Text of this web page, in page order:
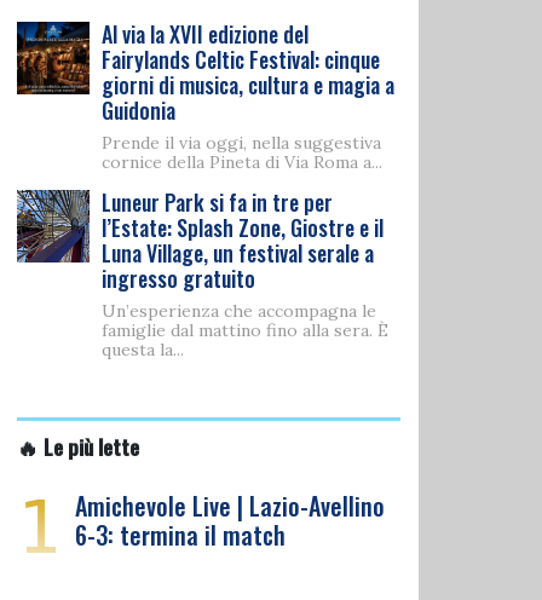
Al via la XVII edizione del
Fairylands Celtic Festival: cinque
giorni di musica, cultura e magia a
Guidonia
Prende il via oggi, nella suggestiva
cornice della Pineta di Via Roma a...
Luneur Park si fa in tre per
l’Estate: Splash Zone, Giostre e il
Luna Village, un festival serale a
ingresso gratuito
Un’esperienza che accompagna le
famiglie dal mattino fino alla sera. È
questa la...
🔥 Le più lette
1 Amichevole Live | Lazio-Avellino
6-3: termina il match